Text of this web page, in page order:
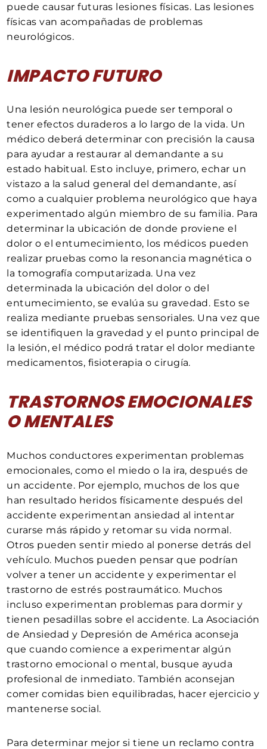
puede causar futuras lesiones físicas. Las lesiones
físicas van acompañadas de problemas
neurológicos.
IMPACTO FUTURO
Una lesión neurológica puede ser temporal o
tener efectos duraderos a lo largo de la vida. Un
médico deberá determinar con precisión la causa
para ayudar a restaurar al demandante a su
estado habitual. Esto incluye, primero, echar un
vistazo a la salud general del demandante, así
como a cualquier problema neurológico que haya
experimentado algún miembro de su familia. Para
determinar la ubicación de donde proviene el
dolor o el entumecimiento, los médicos pueden
realizar pruebas como la resonancia magnética o
la tomografía computarizada. Una vez
determinada la ubicación del dolor o del
entumecimiento, se evalúa su gravedad. Esto se
realiza mediante pruebas sensoriales. Una vez que
se identifiquen la gravedad y el punto principal de
la lesión, el médico podrá tratar el dolor mediante
medicamentos, fisioterapia o cirugía.
TRASTORNOS EMOCIONALES
O MENTALES
Muchos conductores experimentan problemas
emocionales, como el miedo o la ira, después de
un accidente. Por ejemplo, muchos de los que
han resultado heridos físicamente después del
accidente experimentan ansiedad al intentar
curarse más rápido y retomar su vida normal.
Otros pueden sentir miedo al ponerse detrás del
vehículo. Muchos pueden pensar que podrían
volver a tener un accidente y experimentar el
trastorno de estrés postraumático. Muchos
incluso experimentan problemas para dormir y
tienen pesadillas sobre el accidente. La Asociación
de Ansiedad y Depresión de América aconseja
que cuando comience a experimentar algún
trastorno emocional o mental, busque ayuda
profesional de inmediato. También aconsejan
comer comidas bien equilibradas, hacer ejercicio y
mantenerse social.
Para determinar mejor si tiene un reclamo contra